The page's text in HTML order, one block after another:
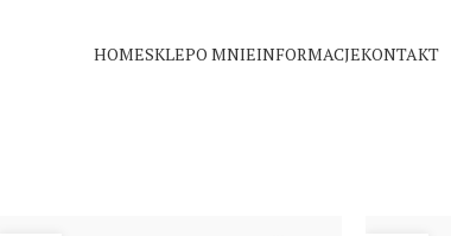
HOMESKLEPO MNIEINFORMACJEKONTAKT